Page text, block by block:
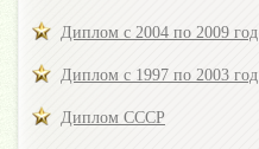
Диплом с 2004 по 2009 год
Диплом с 1997 по 2003 год
Диплом СССР